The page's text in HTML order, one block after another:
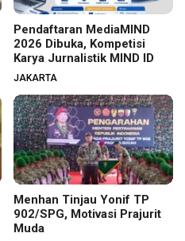
Pendaftaran MediaMIND
2026 Dibuka, Kompetisi
Karya Jurnalistik MIND ID
JAKARTA
Menhan Tinjau Yonif TP
902/SPG, Motivasi Prajurit
Muda